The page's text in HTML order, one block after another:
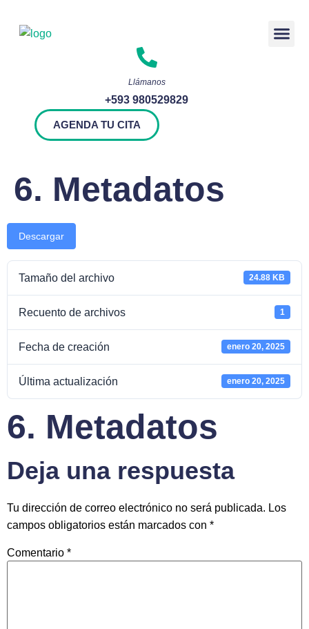
Llámanos
+593 980529829
AGENDA TU CITA
6. Metadatos
Descargar
Tamaño del archivo 24.88 KB
Recuento de archivos 1
Fecha de creación enero 20, 2025
Última actualización enero 20, 2025
6. Metadatos
Deja una respuesta
Tu dirección de correo electrónico no será publicada. Los
campos obligatorios están marcados con *
Comentario *